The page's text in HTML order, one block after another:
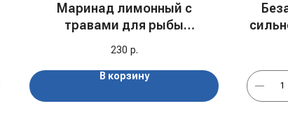
Маринад лимонный с
травами для рыбы
230 р.
В корзину